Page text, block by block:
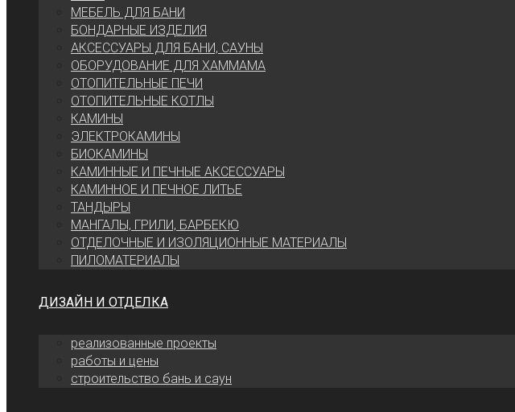
МЕБЕЛЬ ДЛЯ БАНИ
БОНДАРНЫЕ ИЗДЕЛИЯ
АКСЕССУАРЫ ДЛЯ БАНИ, САУНЫ
ОБОРУДОВАНИЕ ДЛЯ ХАММАМА
ОТОПИТЕЛЬНЫЕ ПЕЧИ
ОТОПИТЕЛЬНЫЕ КОТЛЫ
КАМИНЫ
ЭЛЕКТРОКАМИНЫ
БИОКАМИНЫ
КАМИННЫЕ И ПЕЧНЫЕ АКСЕССУАРЫ
КАМИННОЕ И ПЕЧНОЕ ЛИТЬЕ
ТАНДЫРЫ
МАНГАЛЫ, ГРИЛИ, БАРБЕКЮ
ОТДЕЛОЧНЫЕ И ИЗОЛЯЦИОННЫЕ МАТЕРИАЛЫ
ПИЛОМАТЕРИАЛЫ
ДИЗАЙН И ОТДЕЛКА
реализованные проекты
работы и цены
cтроительство бань и саун